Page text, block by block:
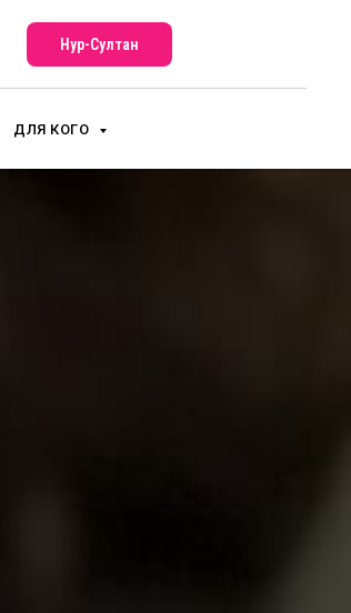
Нур-Султан
ДЛЯ КОГО